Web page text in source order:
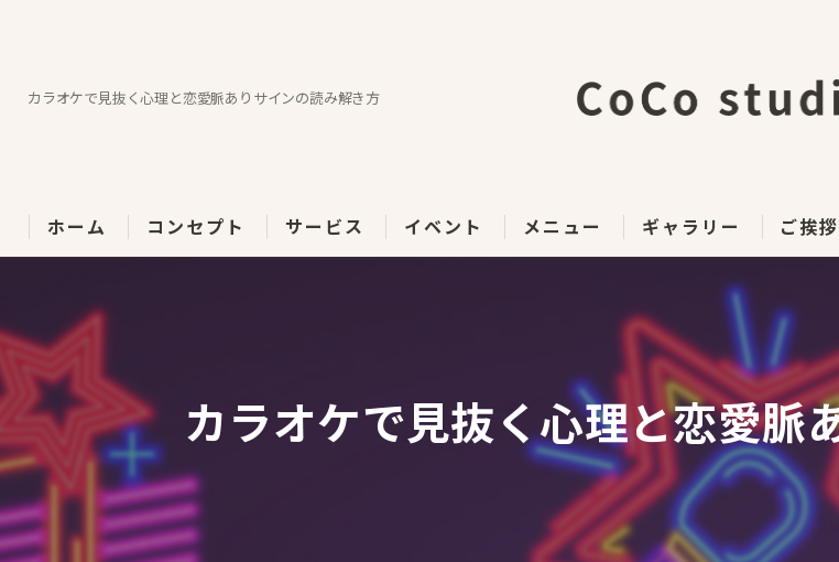
カラオケで見抜く心理と恋愛脈ありサインの読み解き方
ホーム コンセプト サービス イベント メニュー ギャラリー ご挨拶
カラオケで見抜く心理と恋愛脈